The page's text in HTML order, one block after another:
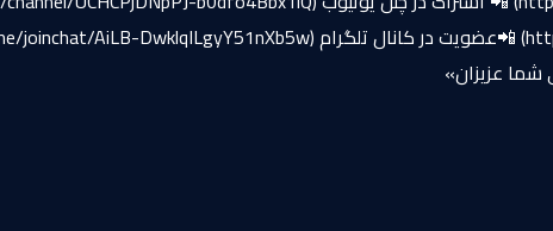
عزیزان»